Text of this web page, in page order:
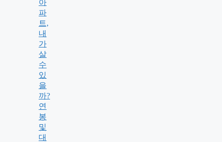
아
파
트,
내
가
살
수
있
을
까?
연
봉
및
대